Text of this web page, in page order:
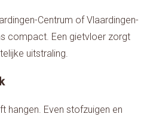
Centrum of Vlaardingen-
compact. Een gietvloer zorgt
uitstraling.
hangen. Even stofzuigen en